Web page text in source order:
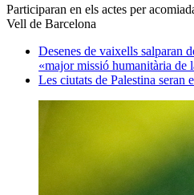
Participaran en els actes per
Vell de Barcelona
Desenes de vaixells salparan
«major missió humanitària de
Les ciutats de Palestina seran